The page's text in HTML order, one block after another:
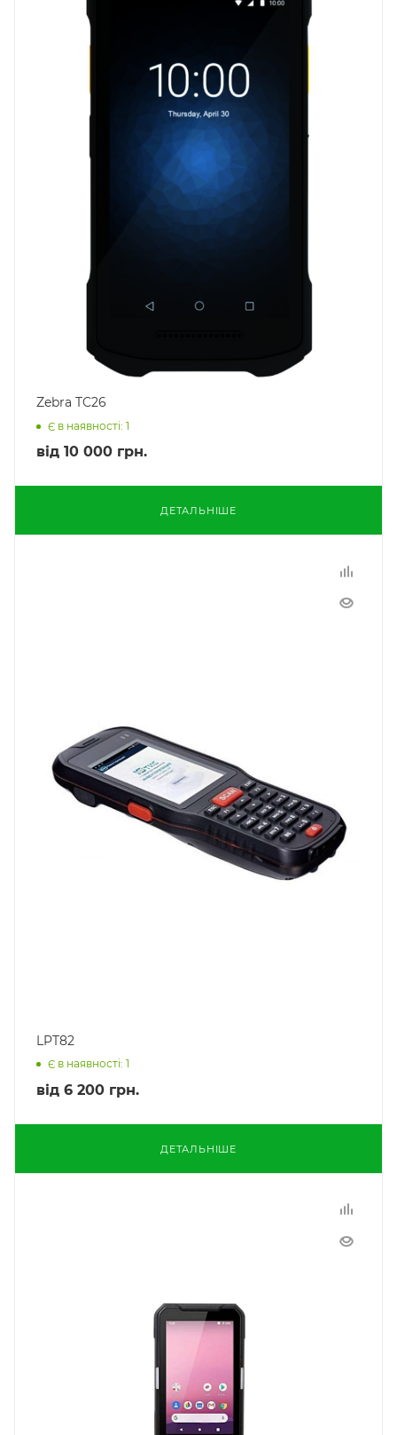
Zebra TC26
Є в наявності: 1
від 10 000 грн.
ДЕТАЛЬНІШЕ
LPT82
Є в наявності: 1
від 6 200 грн.
ДЕТАЛЬНІШЕ